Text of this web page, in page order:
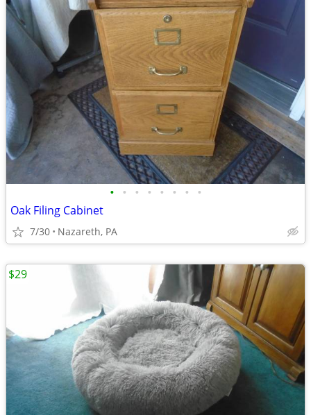
• • • • • • • •
Oak Filing Cabinet
7/30 Nazareth, PA
$29